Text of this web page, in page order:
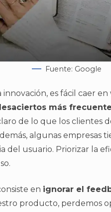
Fuente: Google
es fácil caer en
más
de lo que los clientes
algunas empresas
del usuario. Priorizar la
en ignorar el
producto, perdemos